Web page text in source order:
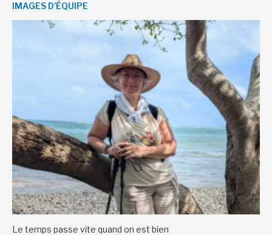
IMAGES D’ÉQUIPE
Le temps passe vite quand on est bien